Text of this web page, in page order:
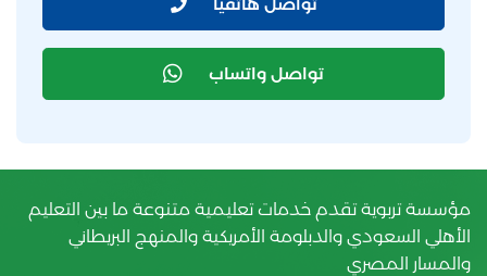
تواصل واتساب
مؤسسة تربوية تقدم خدمات تعليمية متنوعة ما بين التعليم
الأهلي السعودي والدبلومة الأمريكية والمنهج البريطاني
والمسار المصري